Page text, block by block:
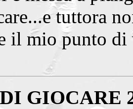
tuttora
il mio punto
GIOCARE